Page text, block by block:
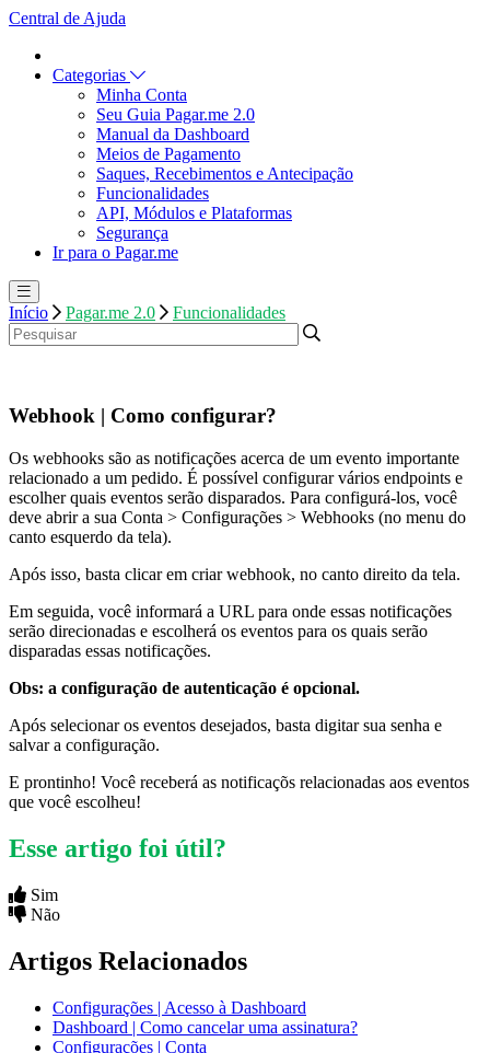
Central de Ajuda
Categorias
Minha Conta
Seu Guia Pagar.me 2.0
Manual da Dashboard
Meios de Pagamento
Saques, Recebimentos e Antecipação
Funcionalidades
API, Módulos e Plataformas
Segurança
Ir para o Pagar.me
Início Pagar.me 2.0 Funcionalidades
Webhook | Como configurar?
Os webhooks são as notificações acerca de um evento importante
relacionado a um pedido. É possível configurar vários endpoints e
escolher quais eventos serão disparados. Para configurá-los, você
deve abrir a sua Conta > Configurações > Webhooks (no menu do
canto esquerdo da tela).
Após isso, basta clicar em criar webhook, no canto direito da tela.
Em seguida, você informará a URL para onde essas notificações
serão direcionadas e escolherá os eventos para os quais serão
disparadas essas notificações.
Obs: a configuração de autenticação é opcional.
Após selecionar os eventos desejados, basta digitar sua senha e
salvar a configuração.
E prontinho! Você receberá as notificaçõs relacionadas aos eventos
que você escolheu!
Esse artigo foi útil?
Sim
Não
Artigos Relacionados
Configurações | Acesso à Dashboard
Dashboard | Como cancelar uma assinatura?
Configurações | Conta